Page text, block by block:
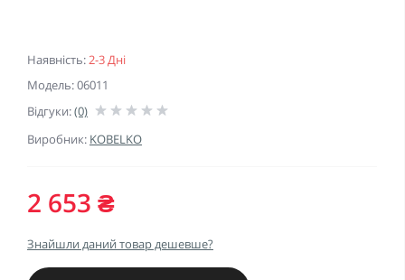
Наявність:2-3 Дні
Модель: 06011
Відгуки:(0)
Виробник: KOBELKO
2 653 ₴
Знайшли даний товар дешевше?